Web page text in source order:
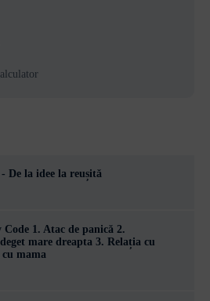
De la idee la reușită
Code 1. Atac de panică 2.
mare dreapta 3. Relația cu
mama